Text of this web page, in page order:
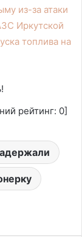
из-за атаки
Иркутской
топлива на
рейтинг: 0]